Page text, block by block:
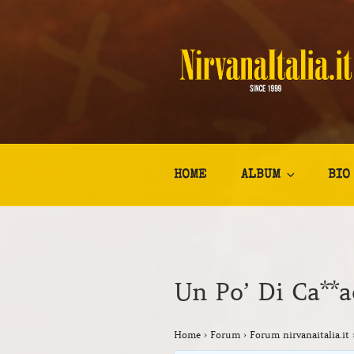
NIRVANA
HOME ALBUM BIO
Un Po’ Di
Home › Forum › Forum nirvanaitalia.it